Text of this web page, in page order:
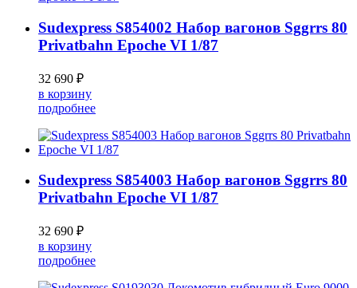
Sudexpress S854002 Набор вагонов Sggrrs 80
Privatbahn Epoche VI 1/87
32 690 ₽
в корзину
подробнее
Sudexpress S854003 Набор вагонов Sggrrs 80
Privatbahn Epoche VI 1/87
32 690 ₽
в корзину
подробнее